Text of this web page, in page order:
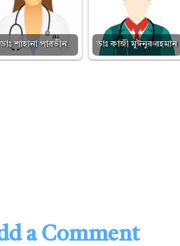
ডাঃ শাহানা পারভীন ডাঃ কাজী মুঈনুর রহমান
a Comment